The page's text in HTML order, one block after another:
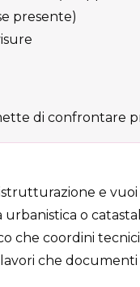
presente)
di confrontare
e vuoi
o
che coordini tecnici
che